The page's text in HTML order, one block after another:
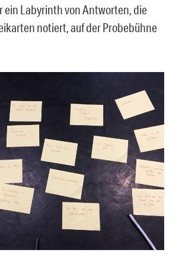
ein Labyrinth von Antworten, die
notiert, auf der Probebühne